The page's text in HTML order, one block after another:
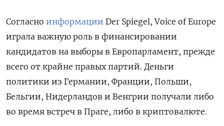
Согласно информации Der Spiegel, Voice of Europe
играла важную роль в финансировании
кандидатов на выборы в Европарламент, прежде
всего от крайне правых партий. Деньги
политики из Германии, Франции, Польши,
Бельгии, Нидерландов и Венгрии получали либо
во время встреч в Праге, либо в криптовалюте.